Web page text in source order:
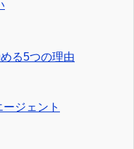
る5つの理由
ジェント